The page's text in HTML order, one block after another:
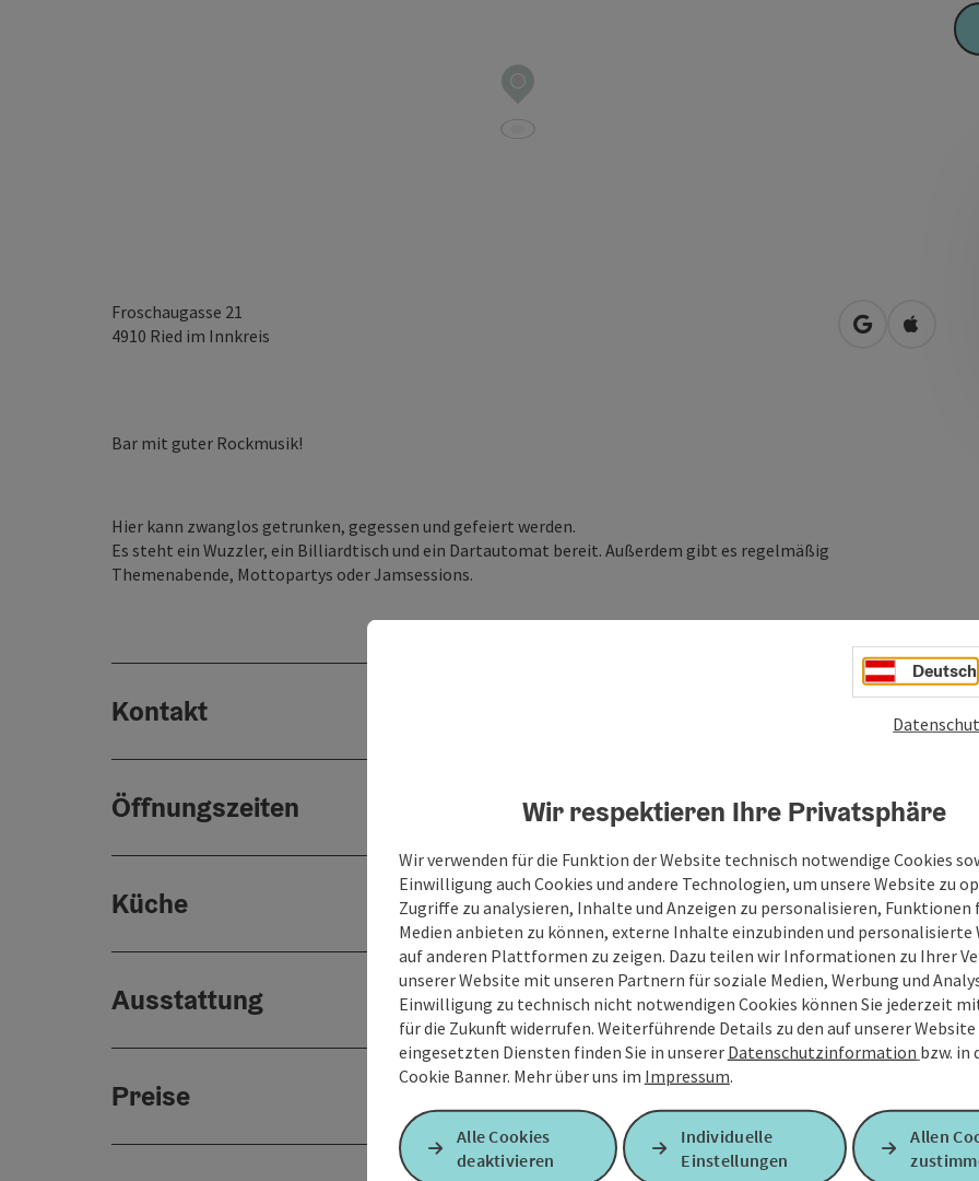
Froschaugasse 21
4910 Ried im Innkreis in Google
in
Bar mit guter Rockmusik!
Hier kann zwanglos getrunken, gegessen und gefeiert werden.
Es steht ein Wuzzler, ein Billiardtisch und ein Dartautomat bereit. Außerdem gibt es regelmäßig
Themenabende, Mottopartys oder Jamsessions.
Kontakt
Öffnungszeiten
Küche
Ausstattung
Preise
Deutsch
Wir respektieren Ihre Privatsphäre
Wir verwenden für die Funktion der Website technisch notwendige Cookies
Einwilligung auch Cookies und andere Technologien, um unsere Website zu
Zugriffe zu analysieren, Inhalte und Anzeigen zu personalisieren, Funktionen
Medien anbieten zu können, externe Inhalte einzubinden und personalisierte
auf anderen Plattformen zu zeigen. Dazu teilen wir Informationen zu Ihrer
unserer Website mit unseren Partnern für soziale Medien, Werbung und
Einwilligung zu technisch nicht notwendigen Cookies können Sie jederzeit
für die Zukunft widerrufen. Weiterführende Details zu den auf unserer Website
eingesetzten Diensten finden Sie in unserer Datenschutzinformation bzw. in
Cookie Banner. Mehr über uns im Impressum.
Alle Cookies
deaktivieren
Individuelle
Einstellungen
Allen